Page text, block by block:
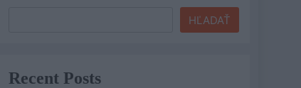
HĽADAŤ
Recent Posts